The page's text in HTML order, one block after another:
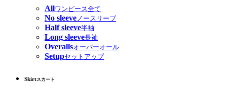
Allワンピース全て
No sleeveノースリーブ
Half sleeve半袖
Long sleeve長袖
Overallsオーバーオール
Setupセットアップ
Skirtスカート